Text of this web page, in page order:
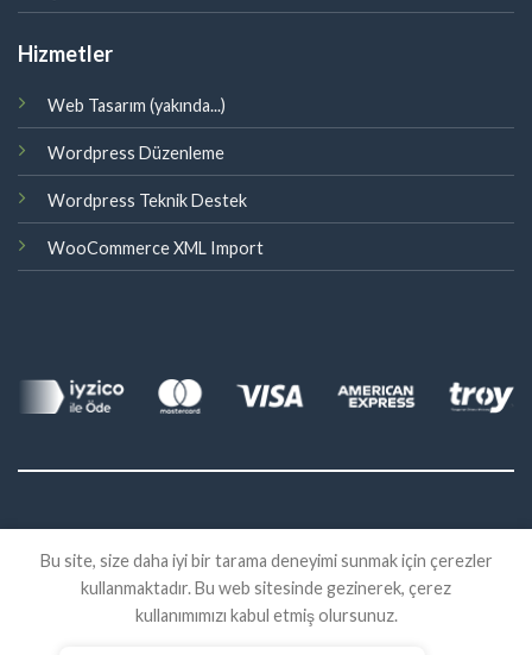
Hizmetler
Web Tasarım (yakında...)
Wordpress Düzenleme
Wordpress Teknik Destek
WooCommerce XML Import
©
2026 Eklenti Market
İADE SATIŞ SÖZLEŞMESI KVKK
Bu site, size daha iyi bir tarama deneyimi sunmak için çerezler
kullanmaktadır. Bu web sitesinde gezinerek, çerez
kullanımımızı kabul etmiş olursunuz.